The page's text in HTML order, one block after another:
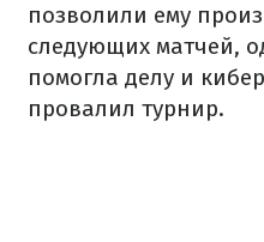
позволили ему
следующих матчей,
помогла делу и
провалил турнир.